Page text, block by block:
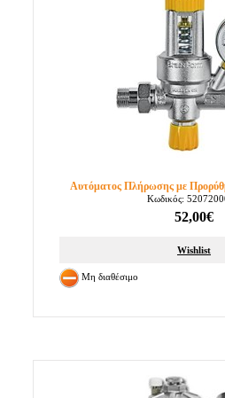
Αυτόματος Πλήρωσης με
Κωδικός:
52,00€
Wishlist
Μη διαθέσιμο